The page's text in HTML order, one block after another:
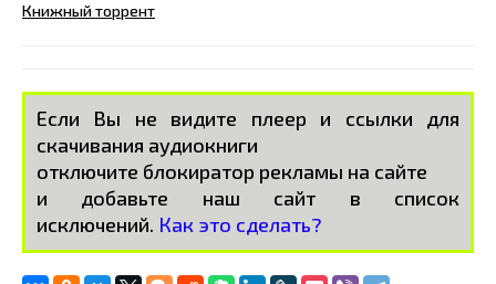
Книжный торрент
Если Вы не видите плеер и ссылки для
скачивания аудиокниги
отключите блокиратор рекламы на сайте
и добавьте наш сайт в список
исключений. Как это сделать?